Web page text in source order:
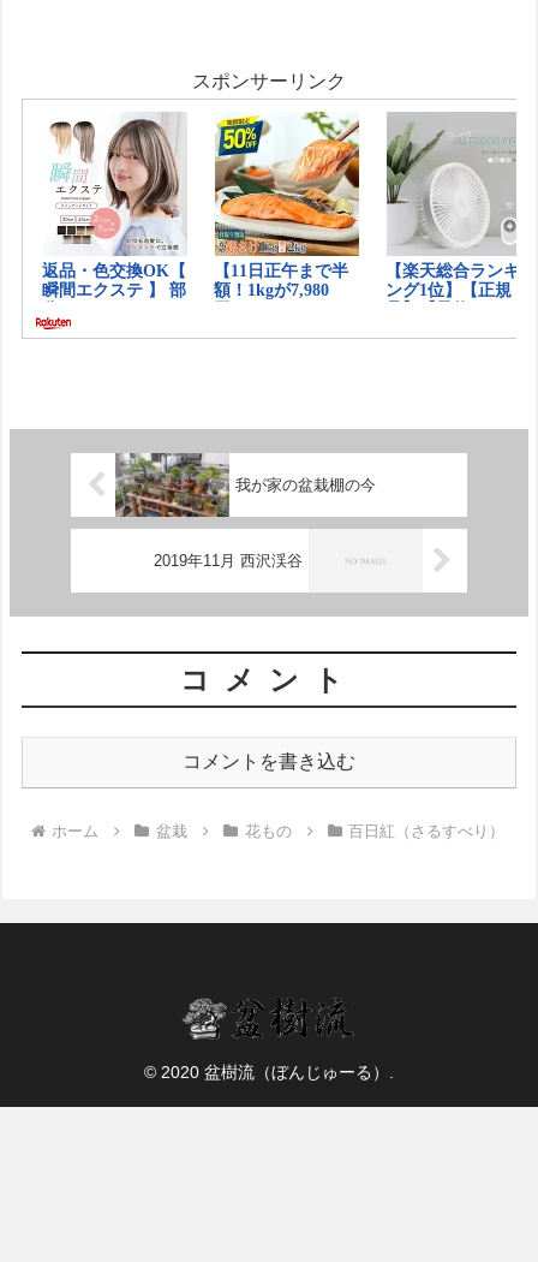
スポンサーリンク
我が家の盆栽棚の今
2019年11月 西沢渓谷
コメント
コメントを書き込む
ホーム 盆栽 花もの 百日紅（さるすべり）
© 2020 盆樹流（ぼんじゅーる）.